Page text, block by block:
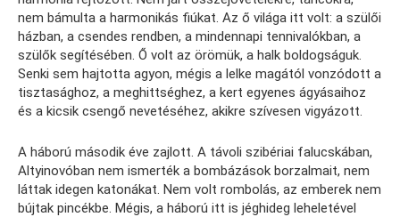
nem bámulta a harmonikás fiúkat. Az ő világa itt volt: a szülői
házban, a csendes rendben, a mindennapi tennivalókban, a
szülők segítésében. Ő volt az örömük, a halk boldogságuk.
Senki sem hajtotta agyon, mégis a lelke magától vonzódott a
tisztasághoz, a meghittséghez, a kert egyenes ágyásaihoz
és a kicsik csengő nevetéséhez, akikre szívesen vigyázott.
A háború második éve zajlott. A távoli szibériai falucskában,
Altyinovóban nem ismerték a bombázások borzalmait, nem
láttak idegen katonákat. Nem volt rombolás, az emberek nem
bújtak pincékbe. Mégis, a háború itt is jéghideg leheletével